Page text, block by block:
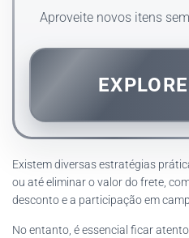
Aproveite novos itens
Existem diversas estratégias
ou até eliminar o valor do frete,
desconto e a participação em
No entanto, é essencial ficar